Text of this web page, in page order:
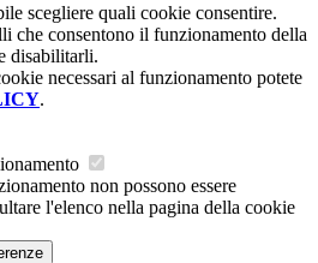
scegliere quali cookie consentire.
che consentono il funzionamento della
disabilitarli.
necessari al funzionamento potete
.
non possono essere
l'elenco nella pagina della cookie